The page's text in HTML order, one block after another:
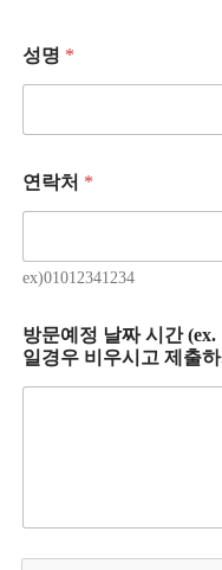
성명 *
연락처 *
ex)01012341234
방문예정 날짜 시간 (ex.
일경우 비우시고 제출